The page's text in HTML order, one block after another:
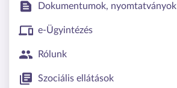
Dokumentumok, nyomtatványok
e-Ügyintézés
Rólunk
Szociális ellátások